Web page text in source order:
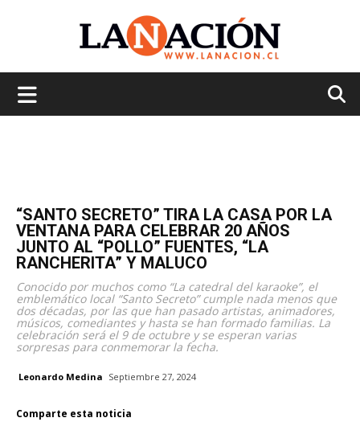
“SANTO SECRETO” TIRA LA CASA POR LA
VENTANA PARA CELEBRAR 20 AÑOS
JUNTO AL “POLLO” FUENTES, “LA
RANCHERITA” Y MALUCO
Conocido por muchos como “La catedral del karaoke”, el
emblemático local “Santo Secreto” cumple nada menos que
dos décadas, por las que han pasado artistas, animadores,
músicos, comediantes y hasta se han formado familias. La
celebración será el 9 de octubre y se esperan varias
sorpresas para conmemorar la fecha.
Leonardo Medina Septiembre 27, 2024
Comparte esta noticia